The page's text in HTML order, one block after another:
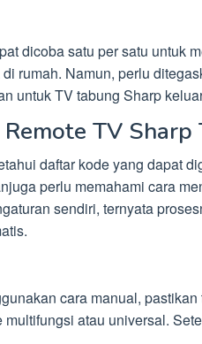
dicoba satu per satu untuk
rumah. Namun, perlu
untuk TV tabung Sharp
TV
daftar kode yang dapat
perlu memahami cara
sendiri, ternyata
cara manual,
multifungsi atau universal.